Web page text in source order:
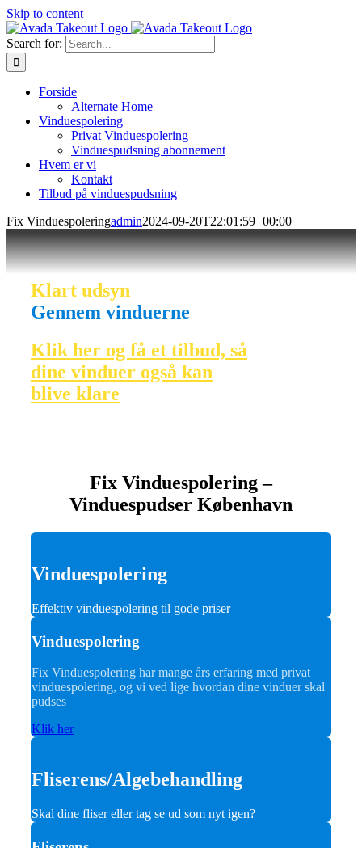
Skip to content
Search for:
Forside
Alternate Home
Vinduespolering
Privat Vinduespolering
Vinduespudsning abonnement
Hvem er vi
Kontakt
Tilbud på vinduespudsning
Fix Vinduespoleringadmin2024-09-20T22:01:59+00:00
Klart udsyn
Gennem vinduerne
Klik her og få et tilbud, så
dine vinduer også kan
blive klare
Fix Vinduespolering –
Vinduespudser København
Vinduespolering
Effektiv vinduespolering til gode priser
Vinduespolering
Fix Vinduespolering har mange års erfaring med privat
vinduespolering, og vi ved lige hvordan dine vinduer skal
pudses
Klik her
Fliserens/Algebehandling
Skal dine fliser eller tag se ud som nyt igen?